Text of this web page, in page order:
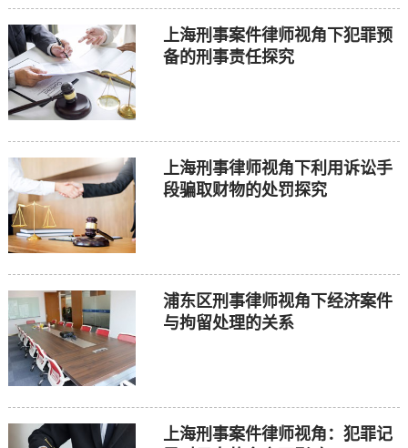
上海刑事案件律师视角下犯罪预
备的刑事责任探究
上海刑事律师视角下利用诉讼手
段骗取财物的处罚探究
浦东区刑事律师视角下经济案件
与拘留处理的关系
上海刑事案件律师视角：犯罪记